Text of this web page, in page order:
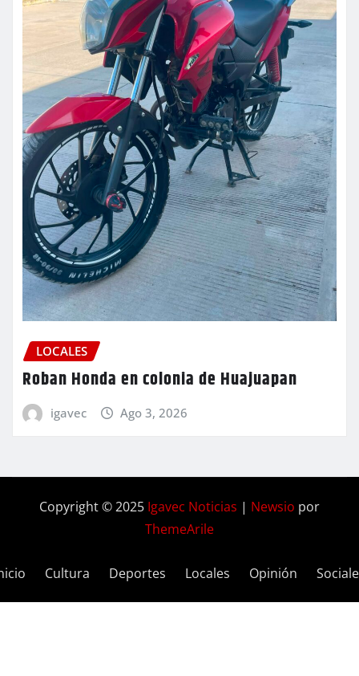
LOCALES
Roban Honda en colonia de Huajuapan
igavec Ago 3, 2026
Copyright © 2025 Igavec Noticias | Newsio por
ThemeArile
Cultura Deportes Locales Opinión